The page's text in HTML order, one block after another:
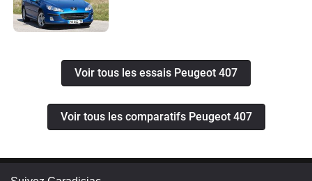
Voir tous les essais Peugeot 407
Voir tous les comparatifs Peugeot 407